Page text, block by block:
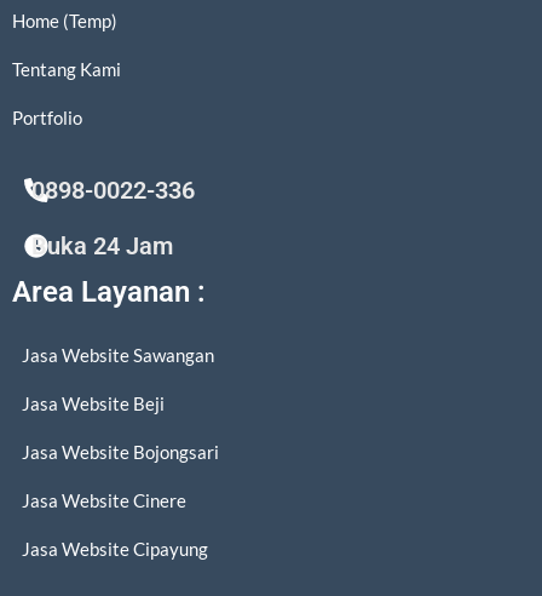
Home (Temp)
Tentang Kami
Portfolio
0898-0022-336
Buka 24 Jam
Area Layanan :
Jasa Website Sawangan
Jasa Website Beji
Jasa Website Bojongsari
Jasa Website Cinere
Jasa Website Cipayung